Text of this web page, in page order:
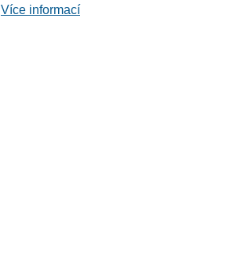
Více informací